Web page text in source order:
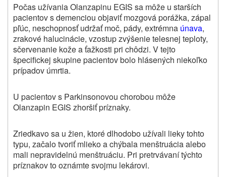
Počas užívania Olanzapinu EGIS sa môže u starších
pacientov s demenciou objaviť mozgová porážka, zápal
pľúc, neschopnosť udržať moč, pády, extrémna únava,
zrakové halucinácie, vzostup zvýšenie telesnej teploty,
sčervenanie kože a ťažkosti pri chôdzi. V tejto
špecifickej skupine pacientov bolo hlásených niekoľko
prípadov úmrtia.
U pacientov s Parkinsonovou chorobou môže
Olanzapin EGIS zhoršiť príznaky.
Zriedkavo sa u žien, ktoré dlhodobo užívali lieky tohto
typu, začalo tvoriť mlieko a chýbala menštruácia alebo
mali nepravidelnú menštruáciu. Pri pretrvávaní týchto
príznakov to oznámte svojmu lekárovi.